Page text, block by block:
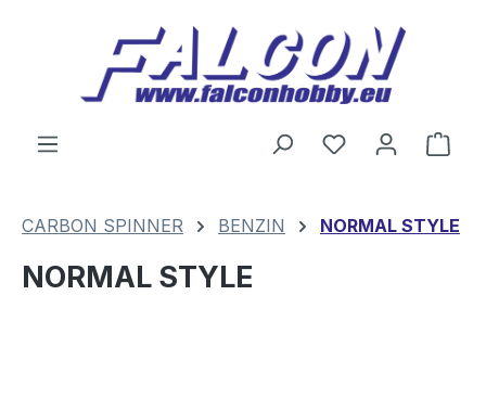
Zum Hauptinhalt springen
Du hast 0
CARBON SPINNER BENZIN NORMAL STYLE
NORMAL STYLE